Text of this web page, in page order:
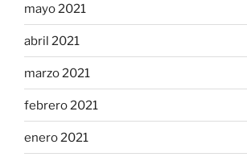
mayo 2021
abril 2021
marzo 2021
febrero 2021
enero 2021